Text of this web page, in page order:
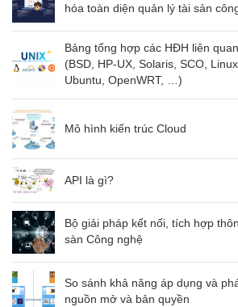
hóa toàn diện quản lý tài sản
Bảng tổng hợp các HĐH liên
(BSD, HP-UX, Solaris, SCO,
Ubuntu, OpenWRT, …)
Mô hình kiến trúc Cloud
API là gì?
Bộ giải pháp kết nối, tích hợp
sàn Công nghệ
So sánh khả năng áp dụng và
nguồn mở và bản quyền